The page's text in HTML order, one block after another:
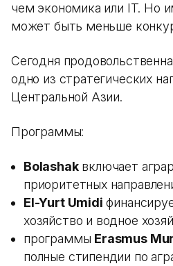
чем экономика или IT. Но
может быть меньше
Сегодня
одно из стратегических
Центральной Азии.
Программы:
Bolashakвключает
приоритетных
El-Yurt Umidi
хозяйство и водное
программы Erasmus
полные стипендии по